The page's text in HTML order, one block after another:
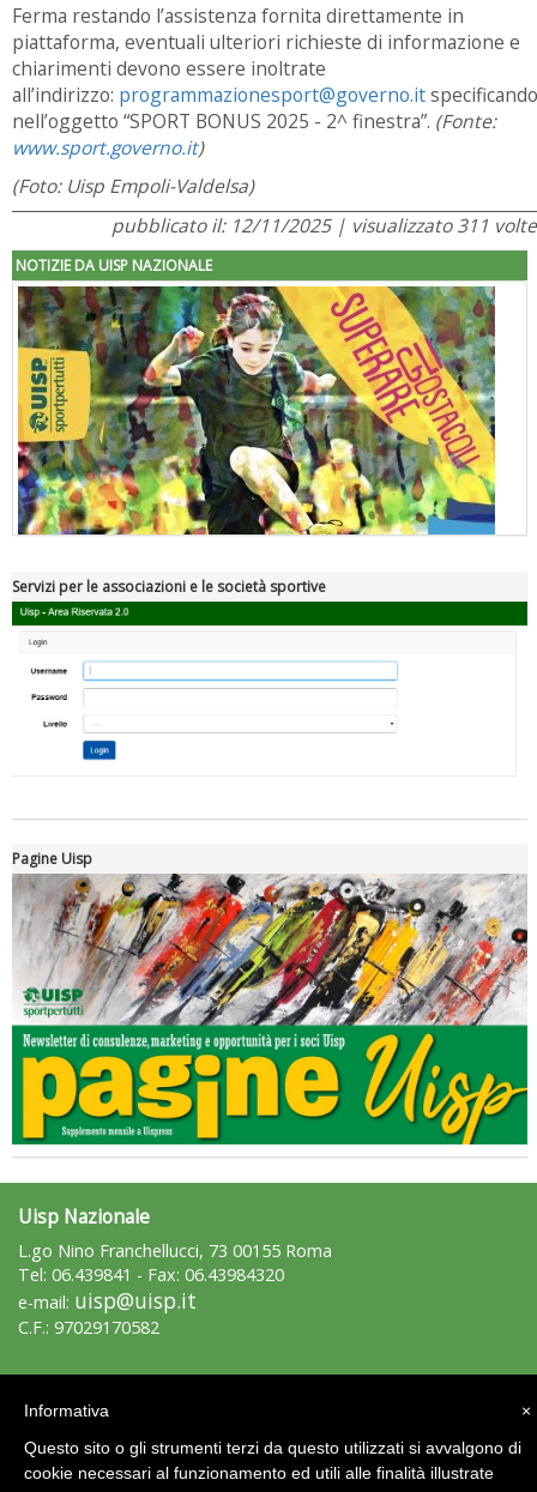
Ferma restando l’assistenza fornita direttamente in
piattaforma, eventuali ulteriori richieste di informazione e
chiarimenti devono essere inoltrate
all’indirizzo: programmazionesport@governo.itspecificando
nell’oggetto “SPORT BONUS 2025 - 2^ finestra”. (Fonte:
www.sport.governo.it)
(Foto: Uisp Empoli-Valdelsa)
pubblicato il: 12/11/2025 | visualizzato 311 volte
NOTIZIE DA UISP NAZIONALE
"Superare gli ostacoli": la relazione di Tiziano Pesce al CN Uisp
Luglio 2026: "Pensando con i piedi, si possono fare le
rivoluzioni"
Tiziano Pesce a Radio InBlu2000 traccia il bilancio della stagione
Servizi per le associazioni e le società sportive
Pagine Uisp
Uisp Nazionale
L.go Nino Franchellucci, 73 00155 Roma
Tel: 06.439841 - Fax: 06.43984320
e-mail: uisp@uisp.it
C.F.: 97029170582
×
Informativa
Questo sito o gli strumenti terzi da questo utilizzati si avvalgono di
cookie necessari al funzionamento ed utili alle finalità illustrate